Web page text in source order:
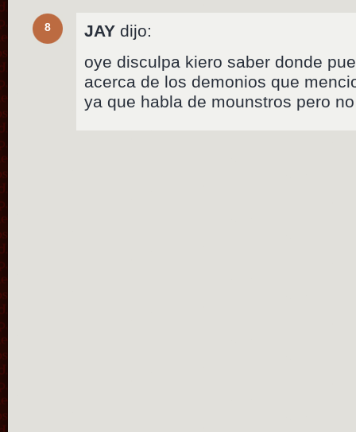
8 JAY dijo:
oye disculpa kiero saber donde
acerca de los demonios que
ya que habla de mounstros pero